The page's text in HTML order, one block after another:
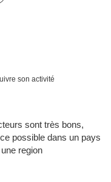
son activité
sont très bons,
possible dans un pays
region